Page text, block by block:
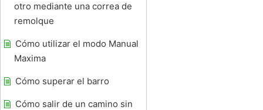
otro mediante una correa de
remolque
Cómo utilizar el modo Manual
Maxima
Cómo superar el barro
Cómo salir de un camino sin